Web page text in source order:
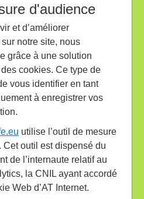
d'audience
et d’améliorer
sur notre site, nous
grâce à une solution
cookies. Ce type de
vous identifier en tant
à enregistrer vos
utilise l’outil de mesure
Cet outil est dispensé du
de l’internaute relatif au
la CNIL ayant accordé
Web d’AT Internet.